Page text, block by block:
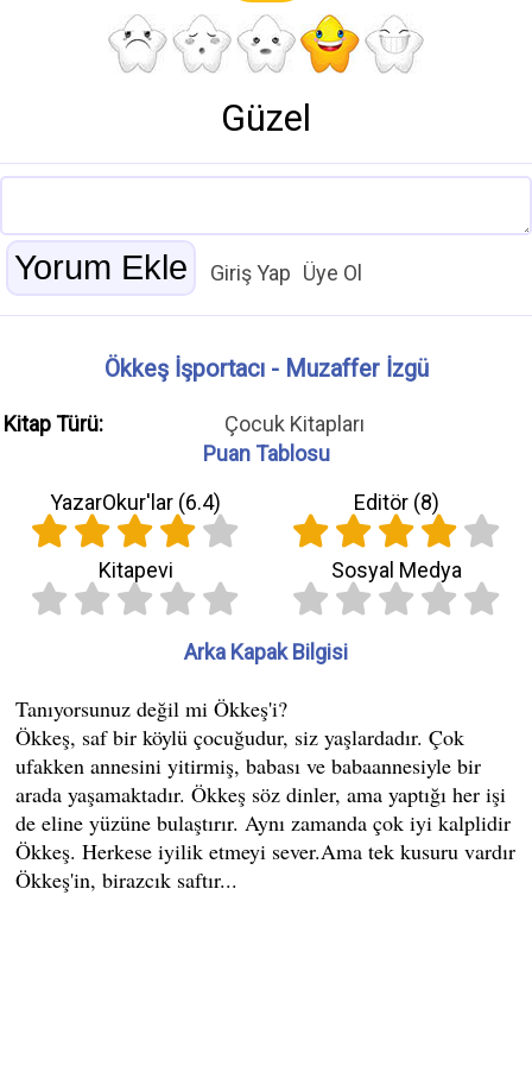
Güzel
Giriş Yap Üye Ol
Ökkeş İşportacı - Muzaffer İzgü
Kitap Türü:
Çocuk Kitapları
Puan Tablosu
YazarOkur'lar (6.4) Editör (8)
Kitapevi Sosyal Medya
Arka Kapak Bilgisi